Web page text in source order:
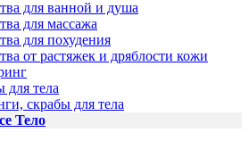
для ванной и душа
для массажа
для похудения
от растяжек и дряблости кожи
для тела
скрабы для тела
Тело